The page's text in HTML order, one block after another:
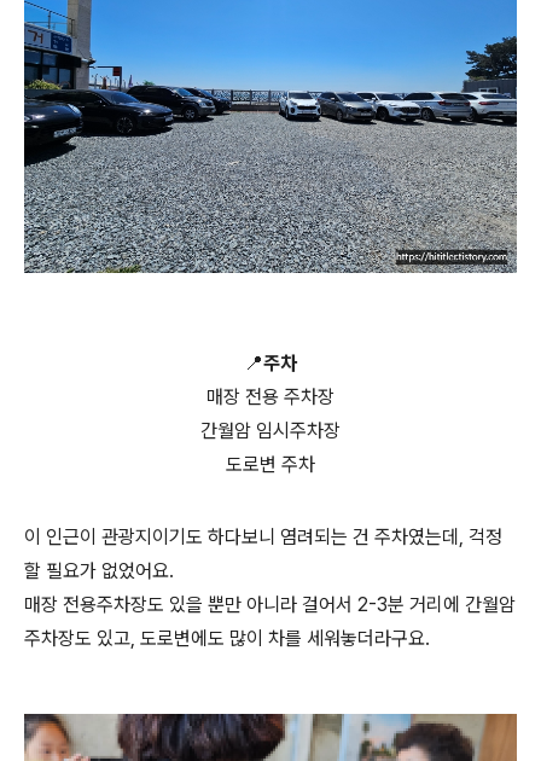
📍주차
매장 전용 주차장
간월암 임시주차장
도로변 주차
이 인근이 관광지이기도 하다보니 염려되는 건 주차였는데, 걱정
할 필요가 없었어요.
매장 전용주차장도 있을 뿐만 아니라 걸어서 2-3분 거리에 간월암
주차장도 있고, 도로변에도 많이 차를 세워놓더라구요.